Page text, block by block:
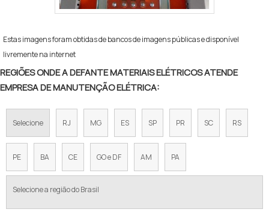
Estas imagens foram obtidas de bancos de imagens públicas e disponível
livremente na internet
REGIÕES ONDE A DEFANTE MATERIAIS ELÉTRICOS ATENDE
EMPRESA DE MANUTENÇÃO ELÉTRICA:
Selecione RJ MG ES SP PR SC RS
PE BA CE GO e DF AM PA
Selecione a região do Brasil